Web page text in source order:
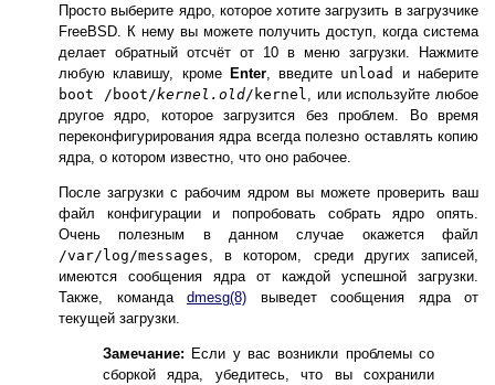
Просто выберите ядро, которое хотите загрузить в загрузчике
FreeBSD. К нему вы можете получить доступ, когда система
делает обратный отсчёт от 10 в меню загрузки. Нажмите
любую клавишу, кроме Enter, введите unload
и наберите
boot /boot/kernel.old/kernel, или используйте любое
другое ядро, которое загрузится без проблем. Во время
переконфигурирования ядра всегда полезно оставлять копию
ядра, о котором известно, что оно рабочее.
После загрузки с рабочим ядром вы можете проверить ваш
файл конфигурации и попробовать собрать ядро опять.
Очень полезным в данном случае окажется файл
/var/log/messages, в котором, среди других записей,
имеются сообщения ядра от каждой успешной загрузки.
Также, команда dmesg(8) выведет сообщения ядра от
текущей загрузки.
Замечание: Если у вас возникли проблемы со
сборкой ядра, убедитесь, что вы сохранили